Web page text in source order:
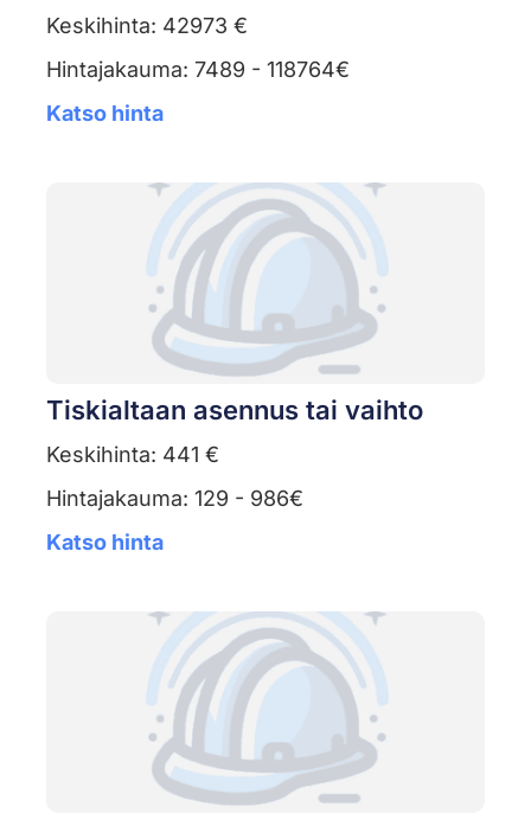
Keskihinta: 42973 €
Hintajakauma: 7489 - 118764€
Katso hinta
Tiskialtaan asennus tai vaihto
Keskihinta: 441 €
Hintajakauma: 129 - 986€
Katso hinta